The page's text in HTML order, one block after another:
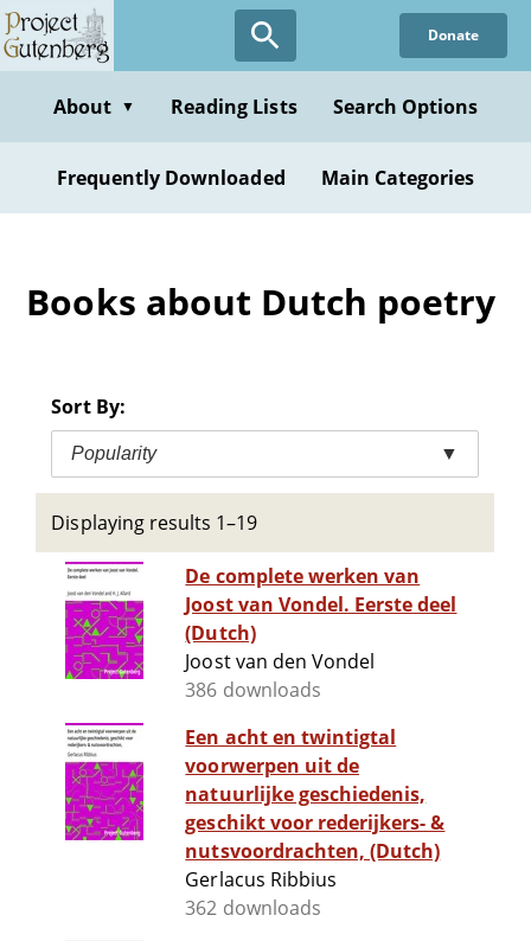
Skip
to
content
Donate
About ▼ Reading Lists Search Options
Frequently Downloaded Main Categories
Books about Dutch poetry
Sort By:
Popularity ▼
Displaying results 1–19
De complete werken van
Joost van Vondel. Eerste deel
(Dutch)
Joost van den Vondel
386 downloads
Een acht en twintigtal
voorwerpen uit de
natuurlijke geschiedenis,
geschikt voor rederijkers- &
nutsvoordrachten, (Dutch)
Gerlacus Ribbius
362 downloads